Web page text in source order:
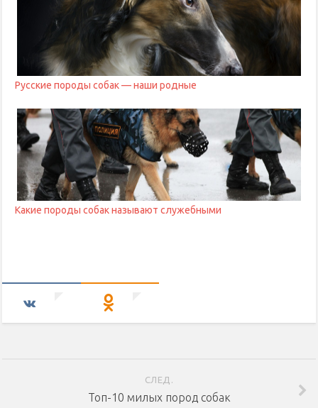
Русские породы собак — наши родные
Какие породы собак называют служебными
СЛЕД.
Топ-10 милых пород собак